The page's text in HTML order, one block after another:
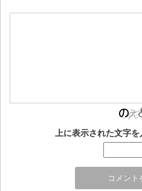
上に表示された文字を